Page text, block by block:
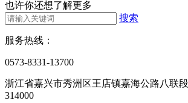
也许你还想了解更多
搜索
服务热线：
0573-8331-13700
浙江省嘉兴市秀洲区王店镇嘉海公路八联
314000